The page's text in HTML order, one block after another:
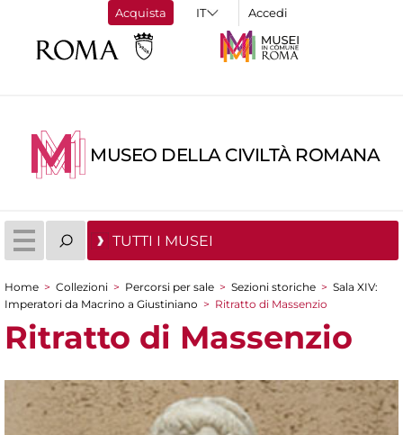
Acquista Accedi
MUSEO DELLA CIVILTÀ ROMANA
TUTTI I MUSEI
Tu sei qui
Home > Collezioni > Percorsi per sale > Sezioni storiche > Sala XIV:
Imperatori da Macrino a Giustiniano > Ritratto di Massenzio
Ritratto di Massenzio